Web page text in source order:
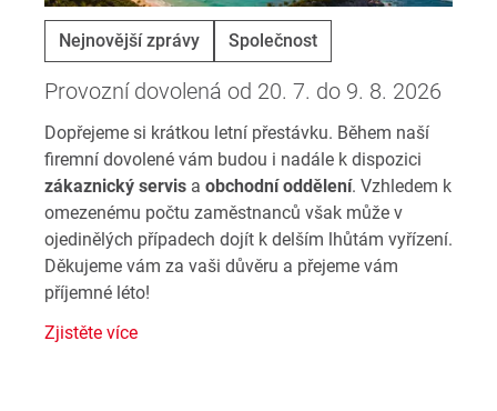
Nejnovější zprávy Společnost
Provozní dovolená od 20. 7. do 9. 8. 2026
Dopřejeme si krátkou letní přestávku. Během naší
firemní dovolené vám budou i nadále k dispozici
zákaznický servis a obchodní oddělení. Vzhledem k
omezenému počtu zaměstnanců však může v
ojedinělých případech dojít k delším lhůtám vyřízení.
Děkujeme vám za vaši důvěru a přejeme vám
příjemné léto!
Zjistěte více